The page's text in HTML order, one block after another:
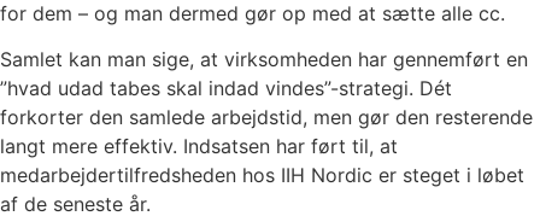
for dem – og man dermed gør op med at sætte alle cc.
Samlet kan man sige, at virksomheden har gennemført en
”hvad udad tabes skal indad vindes”-strategi. Dét
forkorter den samlede arbejdstid, men gør den resterende
langt mere effektiv. Indsatsen har ført til, at
medarbejdertilfredsheden hos IIH Nordic er steget i løbet
af de seneste år.